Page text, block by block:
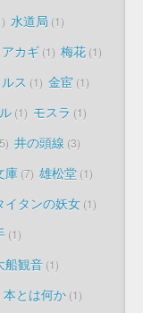
水道局 1
アカギ 1 梅花 1
ス 1 金宦 1
1 モスラ 1
5 井の頭線 3
庫 7 雄松堂 1
イタンの妖女 1
1
船観音 1
本とは何か 1